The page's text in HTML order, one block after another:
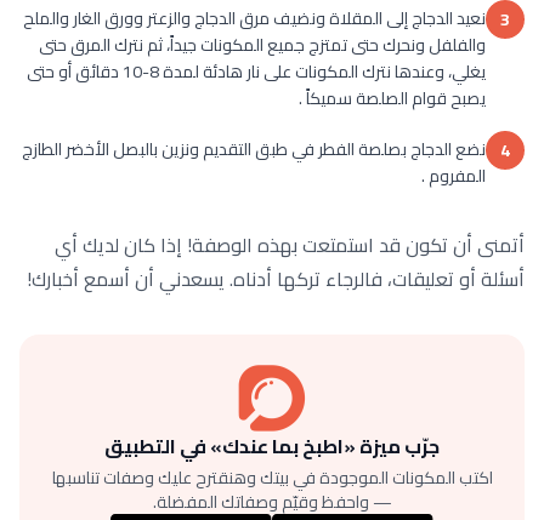
3 نعيد الدجاج إلى المقلاة ونضيف مرق الدجاج والزعتر وورق الغار والملح
والفلفل ونحرك حتى تمتزج جميع المكونات جيداً، ثم نترك المرق حتى
يغلي، وعندها نترك المكونات على نار هادئة لمدة 8-10 دقائق أو حتى
يصبح قوام الصلصة سميكاً .
4 نضع الدجاج بصلصة الفطر في طبق التقديم ونزين بالبصل الأخضر الطازج
المفروم .
أتمنى أن تكون قد استمتعت بهذه الوصفة! إذا كان لديك أي
أسئلة أو تعليقات، فالرجاء تركها أدناه. يسعدني أن أسمع أخبارك!
جرّب ميزة «اطبخ بما عندك» في التطبيق
اكتب المكونات الموجودة في بيتك وهنقترح عليك وصفات تناسبها
— واحفظ وقيّم وصفاتك المفضلة.